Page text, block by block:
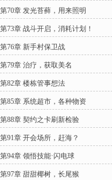
第70章 发光苔藓，用来照明
第73章 战斗开启，消耗计划！
第76章 新手村保卫战
第79章 治疗，获取美名
第82章 楼栋管事想法
第85章 系统超市，各种物资
第88章 契约之卡刷新检验
第91章 开会场所，赶海？
第94章 领悟技能·闪电球
第97章 甜甜椰树，长尾猴